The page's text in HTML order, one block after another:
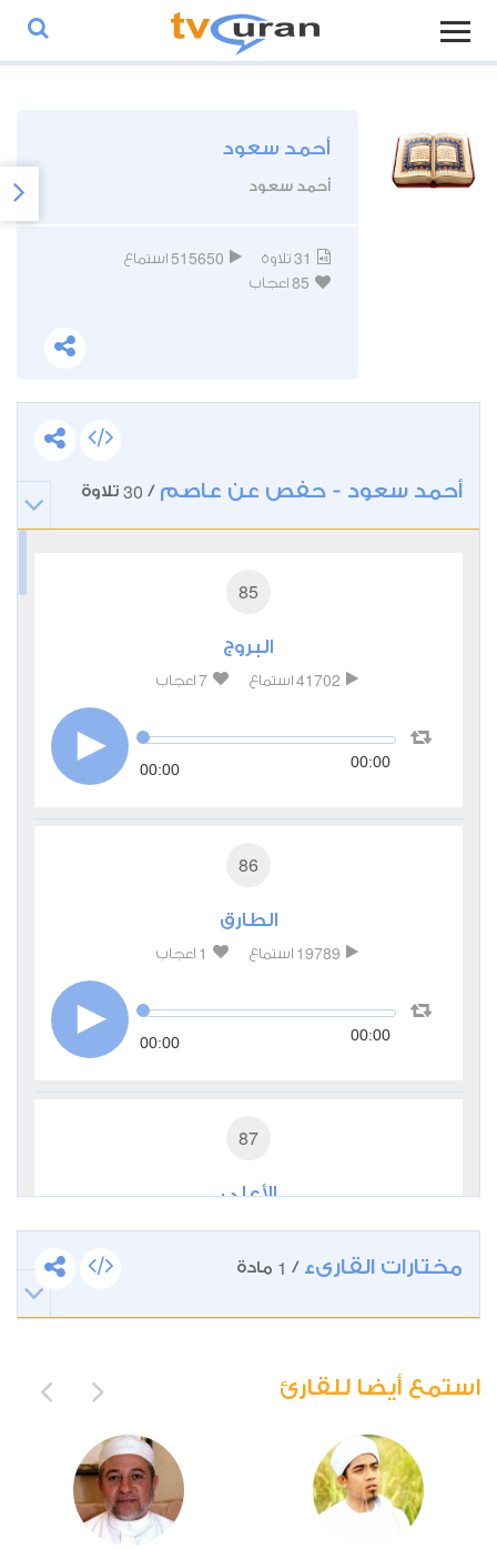
أحمد سعود
أحمد سعود
31 تلاوة 515650 استماع
85 اعجاب
أحمد سعود - حفص عن عاصم /
30 تلاوة
85
البروج
41702 استماع 7 اعجاب
00:00 00:00
86
الطارق
19789 استماع 1 اعجاب
00:00 00:00
87
الأعلى
16544
1
00:00
14793 اعجاب
مختارات القارىء /
1 مادة
استمع أيضا للقارئ